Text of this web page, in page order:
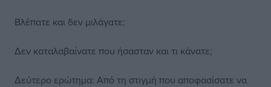
Βλέπατε και δεν μιλάγατε;
Δεν καταλαβαίνατε που ήσασταν και τι κάνατε;
Δεύτερο ερώτημα: Από τη στιγμή που αποφασίσατε να